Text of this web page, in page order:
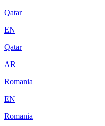
Qatar
EN
Qatar
AR
Romania
EN
Romania